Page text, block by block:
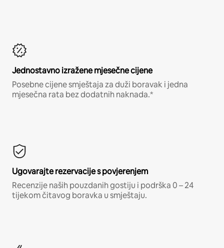
Jednostavno izražene mjesečne cijene
Posebne cijene smještaja za duži boravak i jedna
mjesečna rata bez dodatnih naknada.*
Ugovarajte rezervacije s povjerenjem
Recenzije naših pouzdanih gostiju i podrška 0 – 24
tijekom čitavog boravka u smještaju.